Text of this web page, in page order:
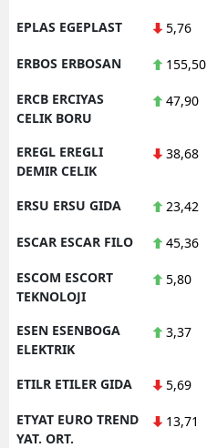
EPLAS EGEPLAST 5,76
ERBOS ERBOSAN 155,50
ERCB ERCIYAS
CELIK BORU
47,90
EREGL EREGLI
DEMIR CELIK
38,68
ERSU ERSU GIDA 23,42
ESCAR ESCAR FILO 45,36
ESCOM ESCORT
TEKNOLOJI
5,80
ESEN ESENBOGA
ELEKTRIK
3,37
ETILR ETILER GIDA 5,69
ETYAT EURO TREND
YAT. ORT.
13,71